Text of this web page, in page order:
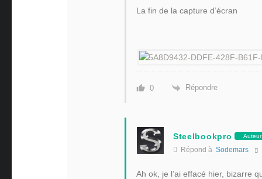
La fin de la capture d’écran
0 Répondre
Steelbookpro Auteur
Répond à Sodemars
Ah ok, je l’ai effacé hier, bizarre